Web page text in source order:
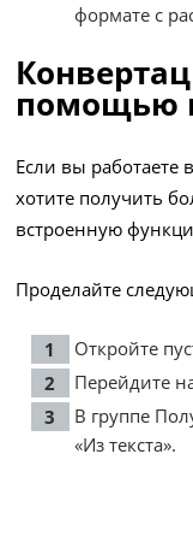
формате с
помощью
Если вы работаете
хотите получить
встроенную
Проделайте
Откройте
Перейдите
В группе
«Из текста».